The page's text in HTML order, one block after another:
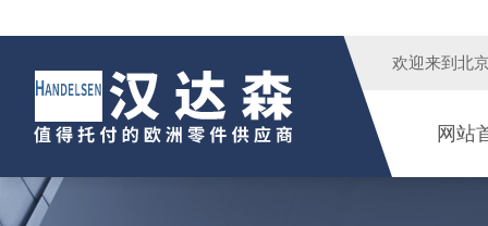
欢迎来到 北
网站